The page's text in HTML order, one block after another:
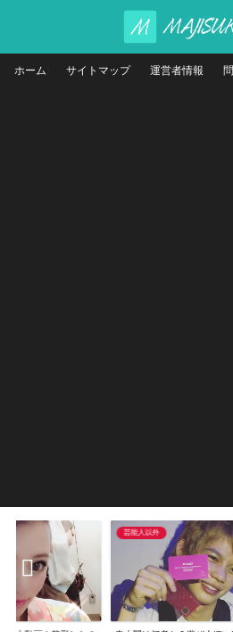
ホーム サイトマップ 運営者情報
芸能人以外